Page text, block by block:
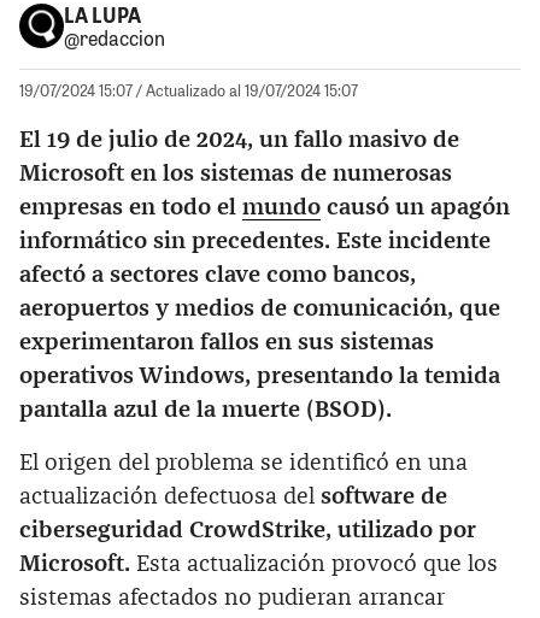
LA LUPA
@redaccion
19/07/2024 15:07/ Actualizado al 19/07/2024 15:07
El 19 de julio de 2024, un fallo masivo de
Microsoft en los sistemas de numerosas
empresas en todo el mundo causó un apagón
informático sin precedentes. Este incidente
afectó a sectores clave como bancos,
aeropuertos y medios de comunicación, que
experimentaron fallos en sus sistemas
operativos Windows, presentando la temida
pantalla azul de la muerte (BSOD).
El origen del problema se identificó en una
actualización defectuosa del software de
ciberseguridad CrowdStrike, utilizado por
Microsoft. Esta actualización provocó que los
sistemas afectados no pudieran arrancar